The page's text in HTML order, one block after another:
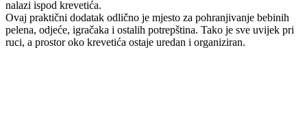
nalazi ispod krevetića.
Ovaj praktični dodatak odlično je mjesto za pohranjivanje bebinih
pelena, odjeće, igračaka i ostalih potrepština. Tako je sve uvijek pri
ruci, a prostor oko krevetića ostaje uredan i organiziran.